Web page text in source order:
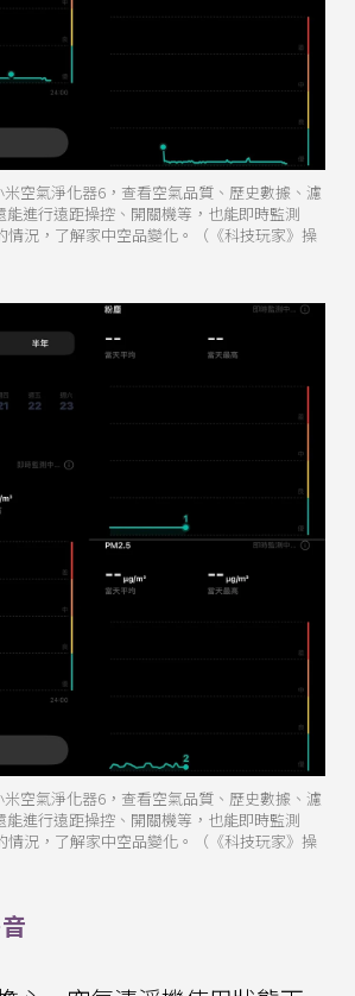
空氣淨化器6，查看空氣品質、歷史數據、濾
能進行遠距操控、開關機等，也能即時監測
情況，了解家中空品變化。（《科技玩家》操
空氣淨化器6，查看空氣品質、歷史數據、濾
能進行遠距操控、開關機等，也能即時監測
情況，了解家中空品變化。（《科技玩家》操